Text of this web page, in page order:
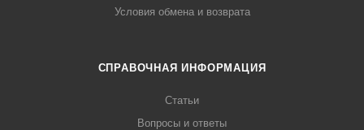
Условия обмена и возврата
СПРАВОЧНАЯ ИНФОРМАЦИЯ
Статьи
Вопросы и ответы